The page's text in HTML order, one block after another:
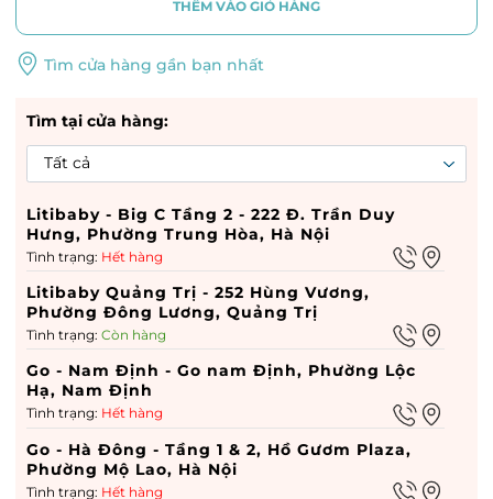
THÊM VÀO GIỎ HÀNG
Tìm cửa hàng gần bạn nhất
Tìm tại cửa hàng:
Litibaby - Big C Tầng 2 - 222 Đ. Trần Duy
Hưng, Phường Trung Hòa, Hà Nội
Tình trạng: Hết hàng
Litibaby Quảng Trị - 252 Hùng Vương,
Phường Đông Lương, Quảng Trị
Tình trạng: Còn hàng
Go - Nam Định - Go nam Định, Phường Lộc
Hạ, Nam Định
Tình trạng: Hết hàng
Go - Hà Đông - Tầng 1 & 2, Hồ Gươm Plaza,
Phường Mộ Lao, Hà Nội
Tình trạng: Hết hàng